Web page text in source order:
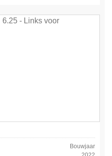
Bouwjaar